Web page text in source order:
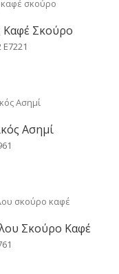
Καφέ Σκούρο
Ασημί
Σκούρο Καφέ